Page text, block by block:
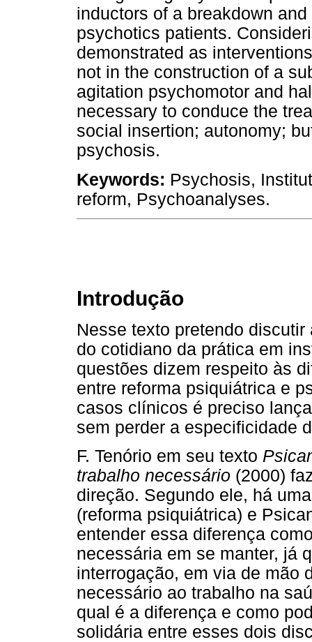
inductors of a breakdown
psychotics patients.
demonstrated as
not in the construction of a
agitation psychomotor and
necessary to conduce the
social insertion; autonomy;
psychosis.
Keywords: Psychosis,
reform, Psychoanalyses.
Introdução
Nesse texto pretendo
do cotidiano da prática em
questões dizem respeito às
entre reforma psiquiátrica e
casos clínicos é preciso
sem perder a especificidade
F. Tenório em seu texto
trabalho necessário (2000)
direção. Segundo ele, há
(reforma psiquiátrica) e
entender essa diferença
necessária em se manter, já
interrogação, em via de mão
necessário ao trabalho na
qual é a diferença e como
solidária entre esses dois